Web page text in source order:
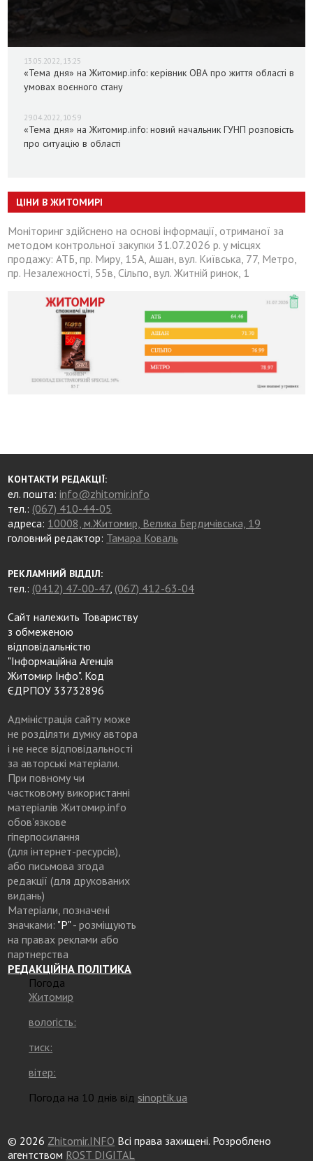
13.05.2022, 13:25
«Тема дня» на Житомир.info: керівник ОВА про життя області в
умовах воєнного стану
29.04.2022, 10:59
«Тема дня» на Житомир.info: новий начальник ГУНП розповість
про ситуацію в області
ЦІНИ В ЖИТОМИРІ
Моніторинг здійснено на основі інформації, отриманої за
методом контрольної закупки 31.07.2026 р. у місцях
продажу: АТБ, пр. Миру, 15А, Ашан, вул. Київська, 77, Метро,
пр. Незалежності, 55в, Сільпо, вул. Житній ринок, 1
КОНТАКТИ РЕДАКЦІЇ:
ел. пошта:info@zhitomir.info
тел.: (067) 410-44-05
адреса: 10008, м.Житомир, Велика Бердичівська, 19
головний редактор: Тамара Коваль
РЕКЛАМНИЙ ВІДДІЛ:
тел.: (0412) 47-00-47, (067) 412-63-04
Сайт належить Товариству
з обмеженою
відповідальністю
"Інформаційна Агенція
Житомир Інфо". Код
ЄДРПОУ 33732896
Адміністрація сайту може
не розділяти думку автора
і не несе відповідальності
за авторські матеріали.
При повному чи
частковому використанні
матеріалів Житомир.info
обов’язкове
гіперпосилання
(для інтернет-ресурсів),
або письмова згода
редакції (для друкованих
видань)
Матеріали, позначені
значками: "Р"- розміщують
на правах реклами або
партнерства
РЕДАКЦІЙНА ПОЛІТИКА
Погода
Житомир
вологість:
тиск:
вітер:
Погода на 10 днів відsinoptik.ua
© 2026 Zhitomir.INFO Всі права захищені. Розроблено
агентством ROST DIGITAL